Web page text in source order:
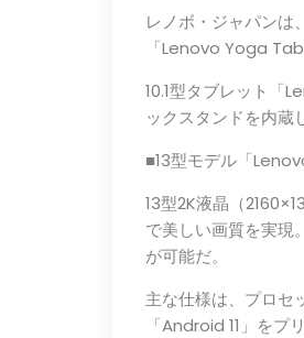
レノボ・ジャパンは
「Lenovo Yoga Tab
10.1型タブレット「
ックスタンドを内蔵
■13型モデル「
13型2K液晶（
で美しい画質を実現
が可能だ。
主な仕様は、プロセ
「Android 11」をプ